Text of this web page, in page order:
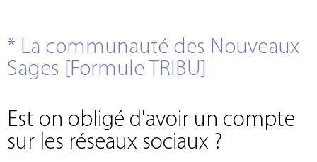
* La communauté des Nouveaux
Sages [Formule TRIBU]
Est on obligé d'avoir un compte
sur les réseaux sociaux ?